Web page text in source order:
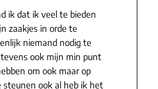
ik dat ik veel te bieden
zaakjes in orde te
niemand nodig te
ook mijn min punt
om ook maar op
steunen ook al heb ik het